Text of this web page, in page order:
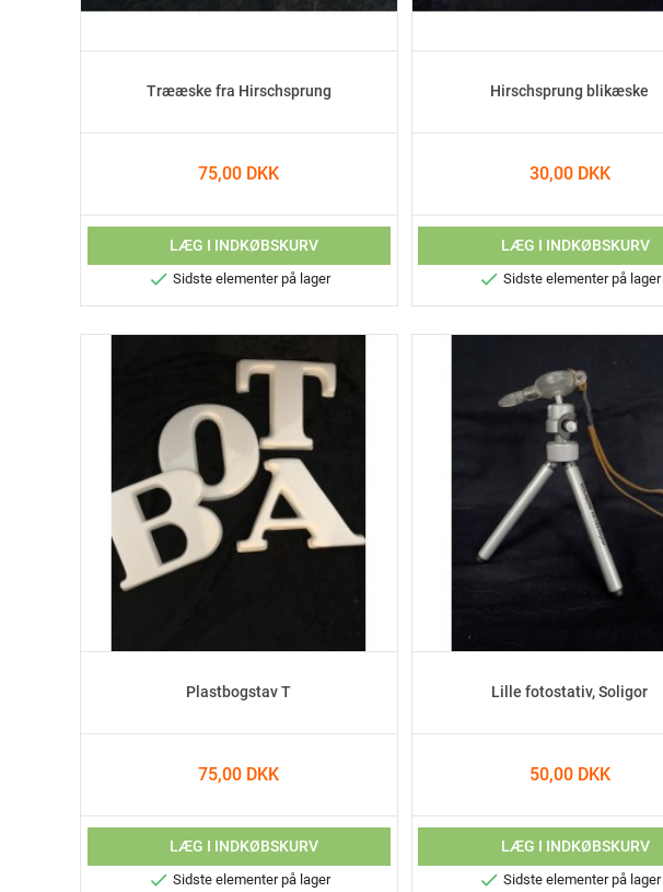
Trææske fra Hirschsprung
75,00 DKK
LÆG I INDKØBSKURV
 Sidste elementer på lager
Hirschsprung blikæske
30,00 DKK
LÆG I INDKØBSKURV
 Sidste elementer på lager
Plastbogstav T
75,00 DKK
LÆG I INDKØBSKURV
 Sidste elementer på lager
Lille fotostativ, Soligor
50,00 DKK
LÆG I INDKØBSKURV
 Sidste elementer på lager